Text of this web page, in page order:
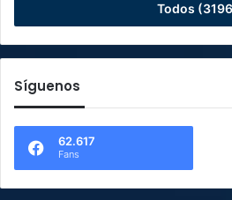
Todos
Síguenos
62.617
Fans